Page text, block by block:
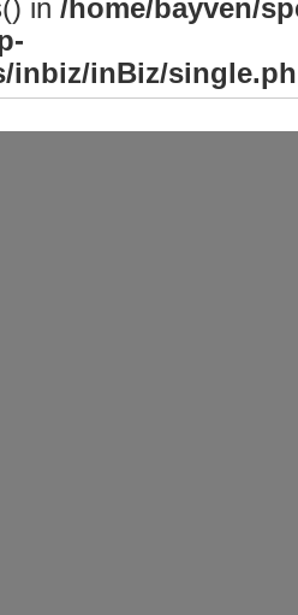
in /home/bayven/
inbiz/inBiz/